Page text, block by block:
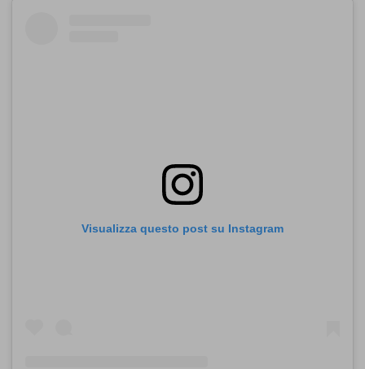
Visualizza questo post su Instagram